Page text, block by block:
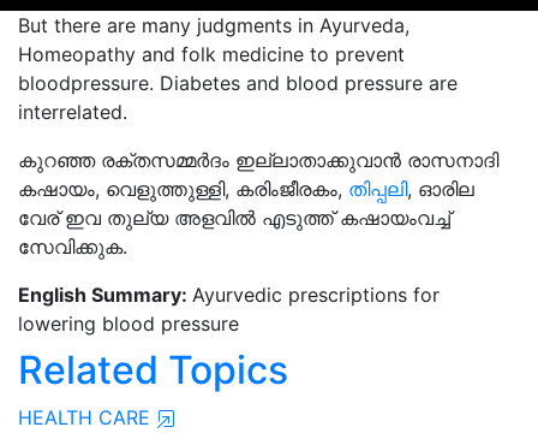
But there are many judgments in Ayurveda,
Homeopathy and folk medicine to prevent
bloodpressure. Diabetes and blood pressure are
interrelated.
കുറഞ്ഞ രക്തസമ്മർദം ഇല്ലാതാക്കുവാൻ രാസനാദി
കഷായം, വെളുത്തുള്ളി, കരിംജീരകം, തിപ്പലി, ഓരില
വേര് ഇവ തുല്യ അളവിൽ എടുത്ത് കഷായംവച്ച്
സേവിക്കുക.
English Summary: Ayurvedic prescriptions for
lowering blood pressure
Related Topics
HEALTH CARE